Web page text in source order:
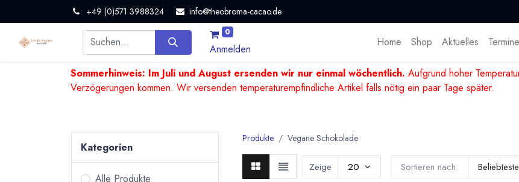
+49 (0)571 3988324 info@theobroma-cacao.de
0
Anmelden
Home Shop Aktuelles Termine
Sommerhinweis: Im Juli und August ersenden wir nur einmal wöchentlich. Aufgrund hoher
Verzögerungen kommen. Wir versenden temperaturempfindliche Artikel falls nötig ein paar Tage später.
Kategorien
Alle Produkte
Produkte Vegane Schokolade
Sortieren nach: Beliebteste
Zeige 20